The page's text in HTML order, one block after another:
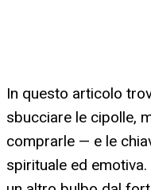
In questo articolo
sbucciare le cipolle,
comprarle — e le
spirituale ed